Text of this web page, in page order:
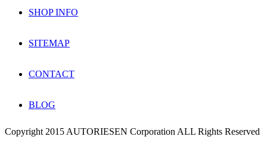
SHOP INFO
SITEMAP
CONTACT
BLOG
Copyright 2015 AUTORIESEN Corporation ALL Rights Reserved